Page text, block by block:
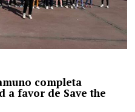
completa
favor de Save the